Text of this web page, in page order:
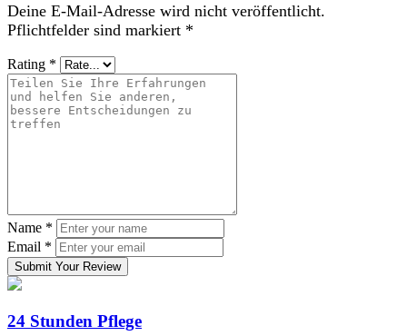
Deine E-Mail-Adresse wird nicht veröffentlicht.
Pflichtfelder sind markiert *
Rating *
Name *
Email *
Submit Your Review
24 Stunden Pflege